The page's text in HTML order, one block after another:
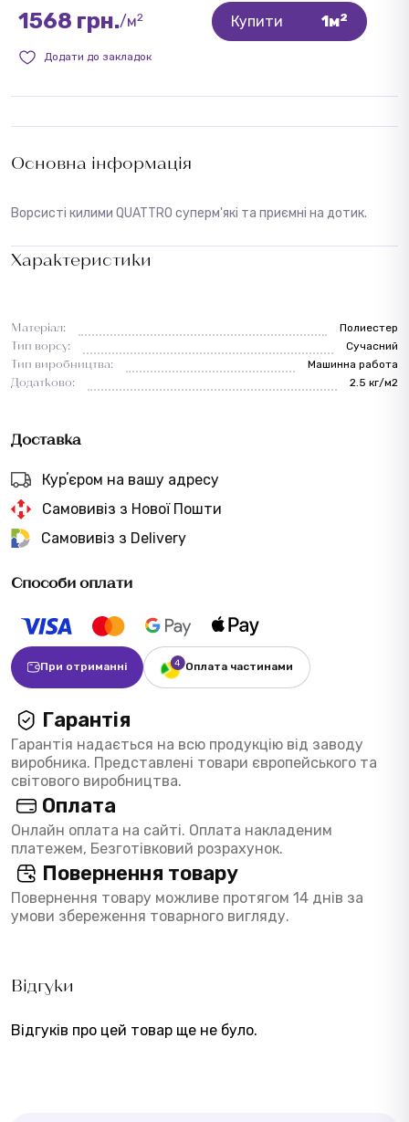
Основна інформація
Ворсисті килими QUATTRO суперм'які та приємні на дотик.
Характеристики
Матеріал:
Полиестер
Тип ворсу:
Сучасний
Тип виробництва:
Машинна работа
Додатково:
2.5 кг/м2
Доставка
Курʼєром на вашу адресу
Самовивіз з Нової Пошти
Самовивіз з Delivery
Способи оплати
При отриманні Оплата частинами
Гарантія
Гарантія надається на всю продукцію від заводу
виробника. Представлені товари європейського та
світового виробництва.
Оплата
Онлайн оплата на сайті. Оплата накладеним
платежем, Безготівковий розрахунок.
Повернення товару
Повернення товару можливе протягом 14 днів за
умови збереження товарного вигляду.
1568 грн./м2 Купити 1м2
Додати до закладок
Відгуки
Відгуків про цей товар ще не було.